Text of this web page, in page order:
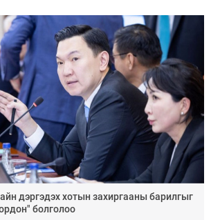
дэргэдэх хотын захиргааны барилгыг
болголоо